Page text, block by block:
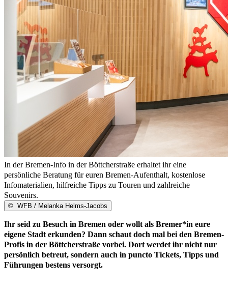
In der Bremen-Info in der Böttcherstraße erhaltet ihr eine
persönliche Beratung für euren Bremen-Aufenthalt, kostenlose
Infomaterialien, hilfreiche Tipps zu Touren und zahlreiche
Souvenirs.
© WFB / Melanka Helms-Jacobs
Ihr seid zu Besuch in Bremen oder wollt als Bremer*in eure
eigene Stadt erkunden? Dann schaut doch mal bei den Bremen-
Profis in der Böttcherstraße vorbei. Dort werdet ihr nicht nur
persönlich betreut, sondern auch in puncto Tickets, Tipps und
Führungen bestens versorgt. ​​​​​​